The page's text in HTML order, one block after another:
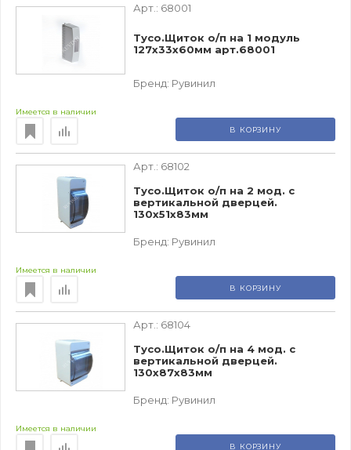
Арт.: 68001
Тусо.Щиток о/п на 1 модуль
127х33х60мм арт.68001
Бренд: Рувинил
Имеется в наличии
В КОРЗИНУ
Арт.: 68102
Тусо.Щиток о/п на 2 мод. с
вертикальной дверцей.
130х51х83мм
Бренд: Рувинил
Имеется в наличии
В КОРЗИНУ
Арт.: 68104
Тусо.Щиток о/п на 4 мод. с
вертикальной дверцей.
130х87х83мм
Бренд: Рувинил
Имеется в наличии
В КОРЗИНУ